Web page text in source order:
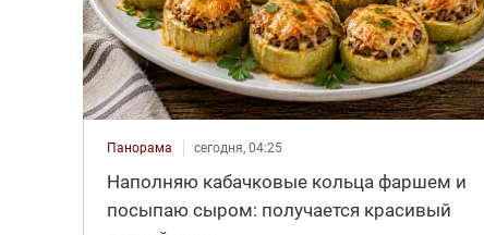
Панорама сегодня, 04:25
Наполняю кабачковые кольца фаршем и
посыпаю сыром: получается красивый